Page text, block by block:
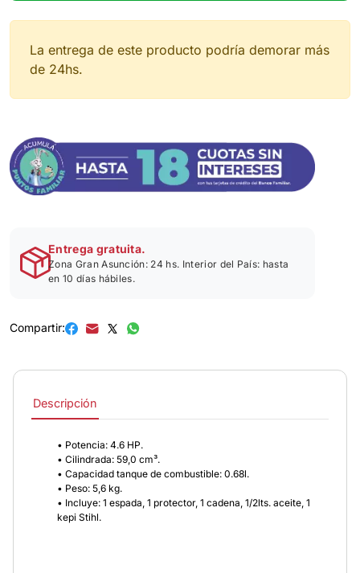
La entrega de este producto podría demorar más
de 24hs.
Entrega gratuita.
Zona Gran Asunción: 24 hs. Interior del País: hasta
en 10 días hábiles.
Compartir:
Descripción
• Potencia: 4.6 HP.
• Cilindrada: 59,0 cm³.
• Capacidad tanque de combustible: 0.68l.
• Peso: 5,6 kg.
• Incluye: 1 espada, 1 protector, 1 cadena, 1/2lts. aceite, 1
kepi Stihl.